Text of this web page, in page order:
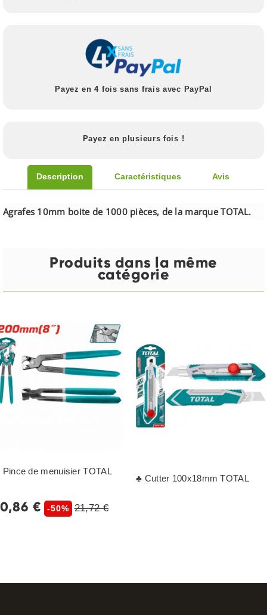
Payez en 4 fois sans frais avec PayPal
Payez en plusieurs fois !
Description Caractéristiques Avis
Agrafes 10mm boite de 1000 pièces, de la marque TOTAL.
Produits dans la même
catégorie
Pince de menuisier TOTAL
€ -50% 21,72 €
♣ Cutter 100x18mm TOTAL